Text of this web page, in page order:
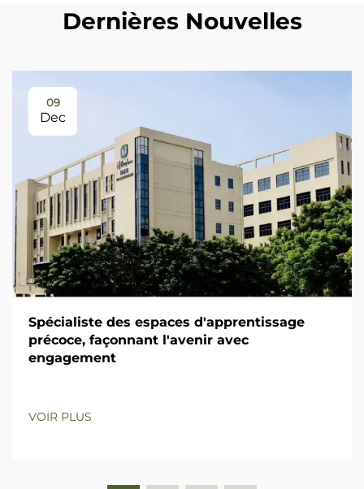
Dernières Nouvelles
09
Dec
Spécialiste des espaces d'apprentissage
précoce, façonnant l'avenir avec
engagement
VOIR PLUS